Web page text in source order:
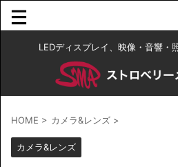
LEDディスプレイ、映像・音響・
HOME > カメラ&レンズ >
カメラ&レンズ